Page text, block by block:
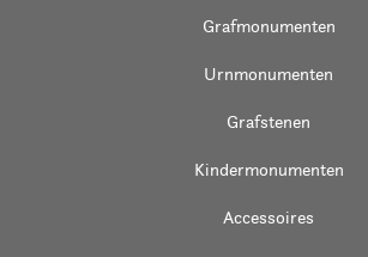
Grafmonumenten
Urnmonumenten
Grafstenen
Kindermonumenten
Accessoires